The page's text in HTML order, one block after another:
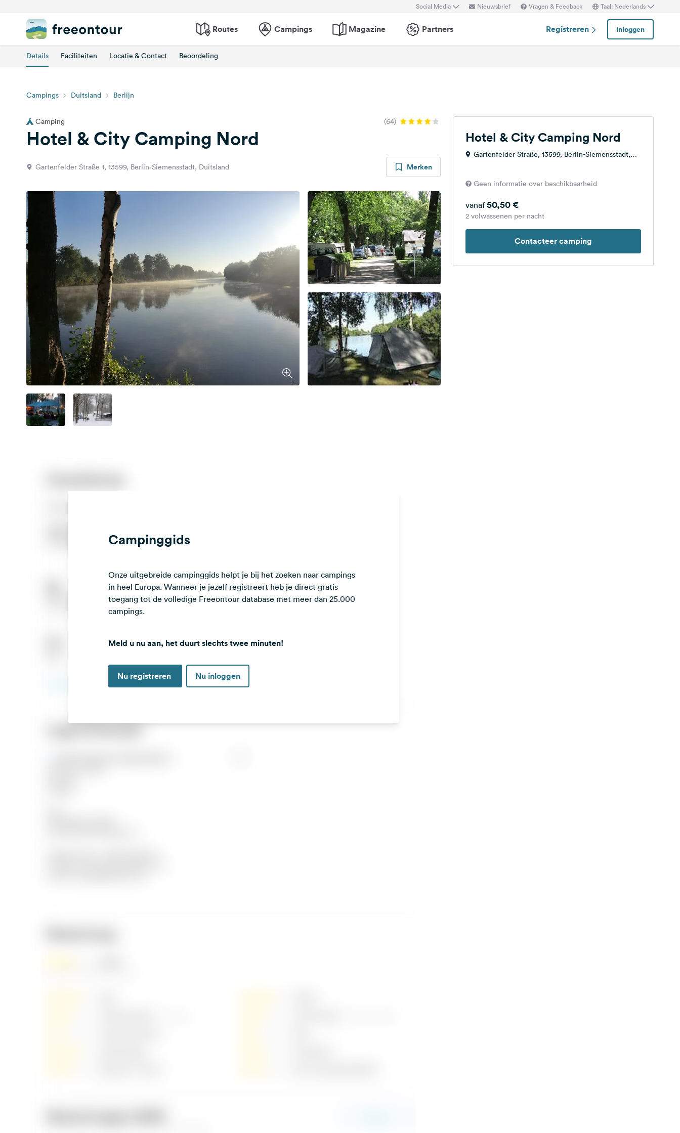
Social Media Nieuwsbrief Vragen & Feedback Taal: Nederlands
Routes Campings Magazine Partners Registreren Inloggen
Details Faciliteiten Locatie & Contact Beoordeling
Campings Duitsland Berlijn
Camping (64)
Hotel & City Camping Nord
Gartenfelder Straße 1, 13599, Berlin-Siemensstadt, Duitsland Merken
Campinggids
Onze uitgebreide campinggids helpt je bij het zoeken naar campings
in heel Europa. Wanneer je jezelf registreert heb je direct gratis
toegang tot de volledige Freeontour database met meer dan 25.000
campings.
Meld u nu aan, het duurt slechts twee minuten!
Nu registreren Nu inloggen
Hotel & City Camping Nord
Gartenfelder Straße, 13599, Berlin-Siemensstadt,
Geen informatie over beschikbaarheid
vanaf 50,50 €
2 volwassenen per nacht
Contacteer camping